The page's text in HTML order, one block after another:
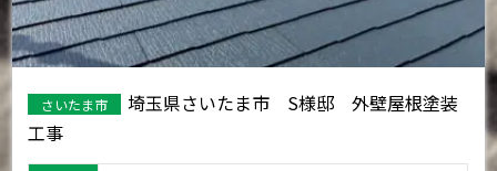
さいたま市
埼玉県さいたま市 S様邸 外壁屋根塗装
工事